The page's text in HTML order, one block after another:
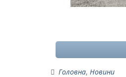
Головна, Новини